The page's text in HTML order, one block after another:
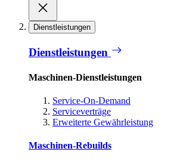
Dienstleistungen
Dienstleistungen
Maschinen-Dienstleistungen
Service-On-Demand
Serviceverträge
Erweiterte Gewährleistung
Maschinen-Rebuilds